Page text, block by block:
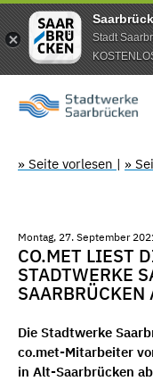
Stadt
» Seite vorlesen | »
Montag, 27. September
CO.MET LIEST
STADTWERKE
SAARBRÜCKEN
Die Stadtwerke
co.met-Mitarbeiter
in Alt-Saarbrücken